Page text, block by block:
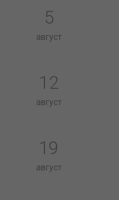
5
август
12
август
19
август